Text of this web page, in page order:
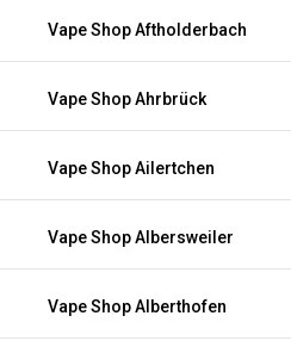
Vape Shop Aftholderbach
Vape Shop Ahrbrück
Vape Shop Ailertchen
Vape Shop Albersweiler
Vape Shop Alberthofen